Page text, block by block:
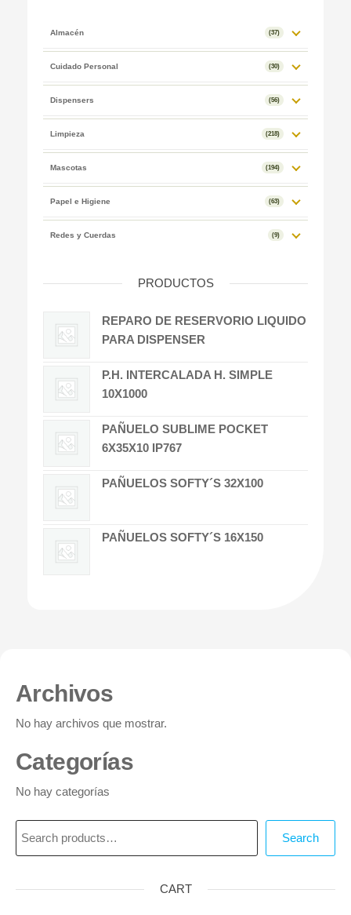
Almacén (37)
Cuidado Personal (30)
Dispensers (56)
Limpieza (218)
Mascotas (194)
Papel e Higiene (63)
Redes y Cuerdas (9)
PRODUCTOS
REPARO DE RESERVORIO LIQUIDO
PARA DISPENSER
P.H. INTERCALADA H. SIMPLE
10X1000
PAÑUELO SUBLIME POCKET
6X35X10 IP767
PAÑUELOS SOFTY´S 32X100
PAÑUELOS SOFTY´S 16X150
Archivos
No hay archivos que mostrar.
Categorías
No hay categorías
Search
CART